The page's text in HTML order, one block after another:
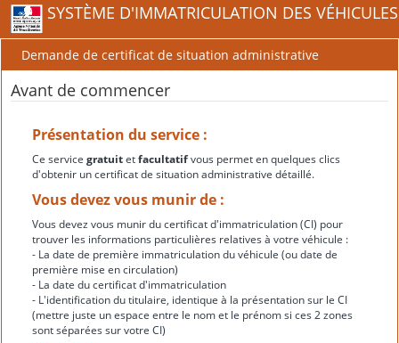
SYSTÈME D'IMMATRICULATION DES VÉHICULES
Demande de certificat de situation administrative
Avant de commencer
Présentation du service :
Ce service gratuitetfacultatifvous permet en quelques clics
d'obtenir un certificat de situation administrative détaillé.
Vous devez vous munir de :
Vous devez vous munir du certificat d'immatriculation (CI) pour
trouver les informations particulières relatives à votre véhicule :
- La date de première immatriculation du véhicule (ou date de
première mise en circulation)
- La date du certificat d'immatriculation
- L'identification du titulaire, identique à la présentation sur le CI
(mettre juste un espace entre le nom et le prénom si ces 2 zones
sont séparées sur votre CI)